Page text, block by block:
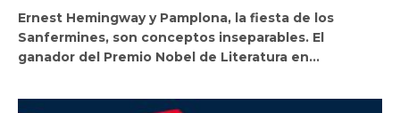
Ernest Hemingway y Pamplona, la fiesta de los
Sanfermines, son conceptos inseparables. El
ganador del Premio Nobel de Literatura en…